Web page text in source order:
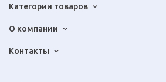
Категории товаров
О компании
Контакты